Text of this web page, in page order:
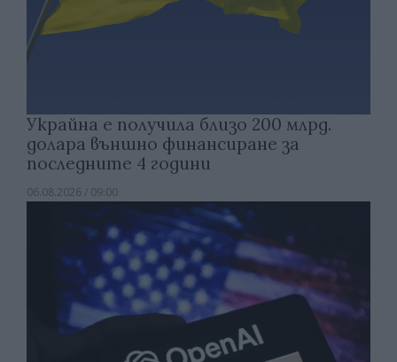
Украйна е получила близо 200 млрд.
долара външно финансиране за
последните 4 години
06.08.2026 / 09:00